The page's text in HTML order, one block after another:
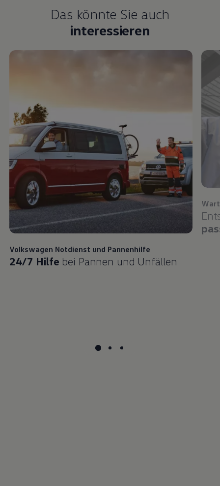
Das könnte Sie auch
interessieren
Volkswagen Notdienst und Pannenhilfe
24/7 Hilfe bei Pannen und Unfällen